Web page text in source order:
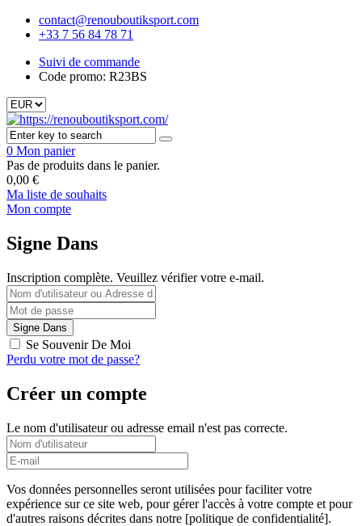
contact@renouboutiksport.com
+33 7 56 84 78 71
Suivi de commande
Code promo: R23BS
0 Mon panier
Pas de produits dans le panier.
0,00 €
Ma liste de souhaits
Mon compte
Signe Dans
Inscription complète. Veuillez vérifier votre e-mail.
Se Souvenir De Moi
Perdu votre mot de passe?
Créer un compte
Le nom d'utilisateur ou adresse email n'est pas correcte.
Vos données personnelles seront utilisées pour faciliter votre
expérience sur ce site web, pour gérer l'accès à votre compte et pour
d'autres raisons décrites dans notre [politique de confidentialité].